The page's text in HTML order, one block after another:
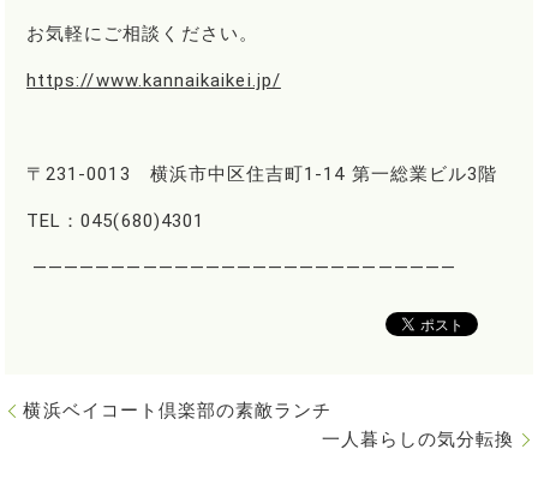
お気軽にご相談ください。
https://www.kannaikaikei.jp/
〒231-0013 横浜市中区住吉町1-14 第一総業ビル3階
TEL：045(680)4301
―――――――――――――――――――――――――――
横浜ベイコート倶楽部の素敵ランチ
一人暮らしの気分転換